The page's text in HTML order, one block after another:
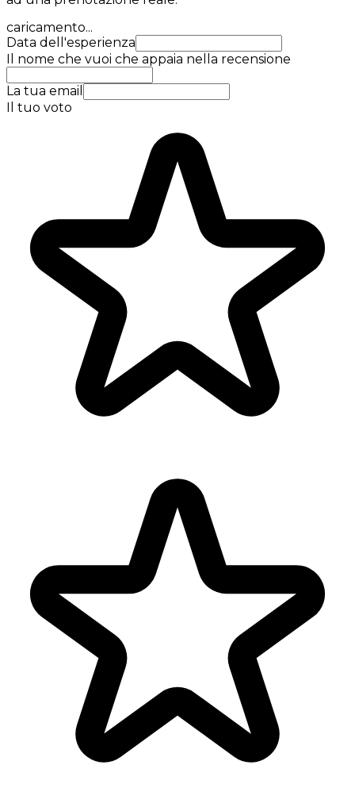
caricamento...
Data dell'esperienza
Il nome che vuoi che appaia nella recensione
La tua email
Il tuo voto